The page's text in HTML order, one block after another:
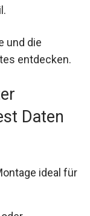
und die
entdecken.
Daten
ideal für